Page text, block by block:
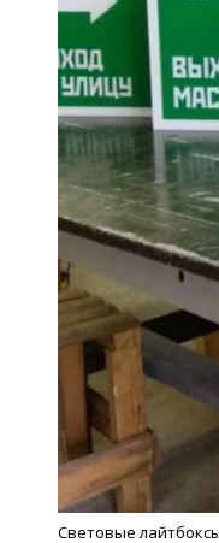
Световые